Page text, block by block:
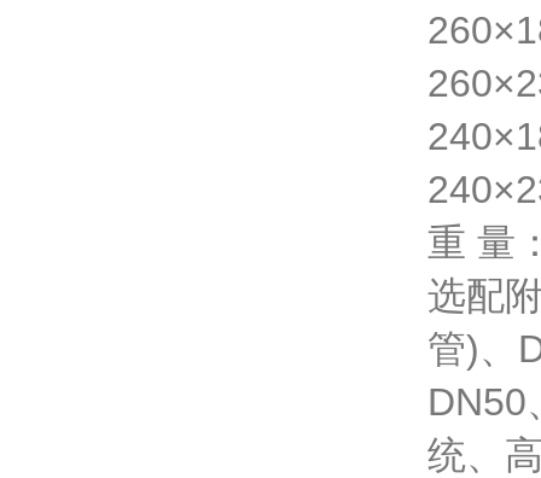
重 量
选配
管)、
DN50
统、